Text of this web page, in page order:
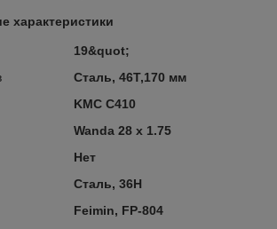
характеристики
19&quot;
Сталь, 46Т,170 мм
KMC C410
Wanda 28 х 1.75
Нет
Сталь, 36H
Feimin, FP-804